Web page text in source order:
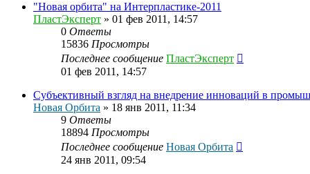
"Новая орбита" на Интерпластике-2011
ПластЭксперт » 01 фев 2011, 14:57
0 Ответы
15836 Просмотры
Последнее сообщение ПластЭксперт
01 фев 2011, 14:57
Субъективный взгляд на внедрение инноваций в
Новая Орбита » 18 янв 2011, 11:34
9 Ответы
18894 Просмотры
Последнее сообщение Новая Орбита
24 янв 2011, 09:54